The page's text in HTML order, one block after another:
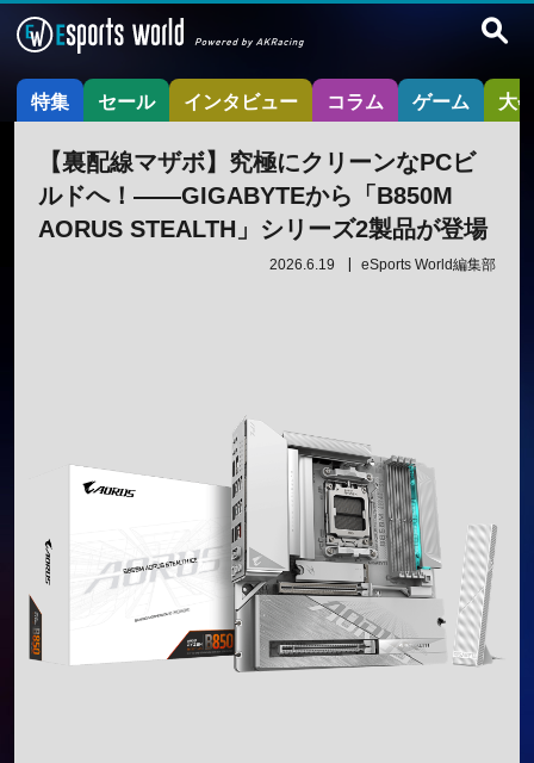
特集 セール インタビュー コラム ゲーム 大
【裏配線マザボ】究極にクリーンなPCビ
ルドへ！――GIGABYTEから「B850M
AORUS STEALTH」シリーズ2製品が登場
2026.6.19 eSports World編集部